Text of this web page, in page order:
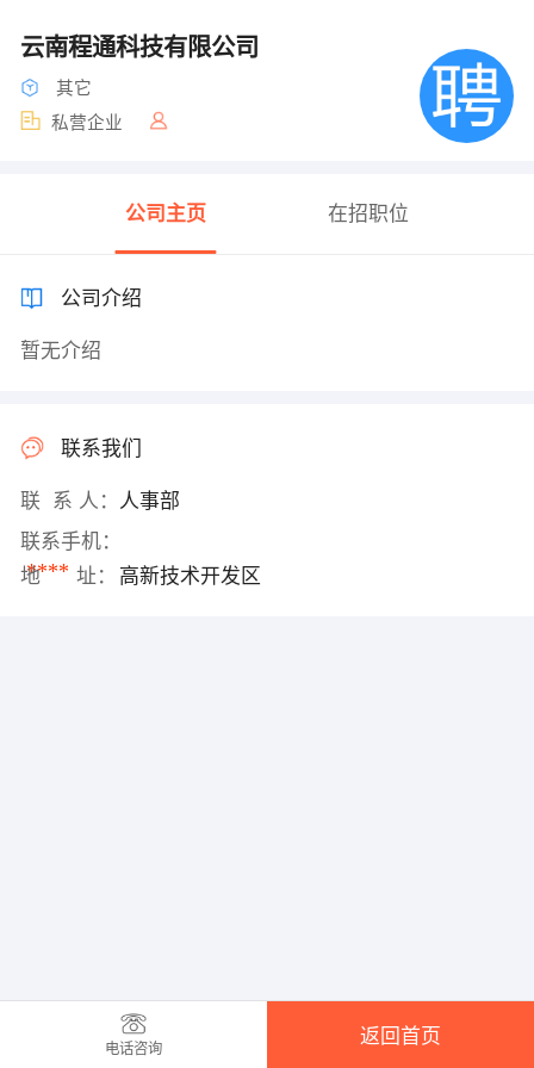
云南程通科技有限公司
其它
私营企业
公司主页 在招职位
公司介绍
暂无介绍
联系我们
联 系 人： 人事部
联系手机：
****
地 址： 高新技术开发区
电话咨询
返回首页